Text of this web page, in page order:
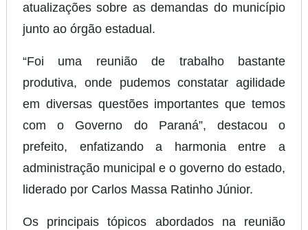
atualizações sobre as demandas do município
junto ao órgão estadual.
“Foi uma reunião de trabalho bastante
produtiva, onde pudemos constatar agilidade
em diversas questões importantes que temos
com o Governo do Paraná”, destacou o
prefeito, enfatizando a harmonia entre a
administração municipal e o governo do estado,
liderado por Carlos Massa Ratinho Júnior.
Os principais tópicos abordados na reunião